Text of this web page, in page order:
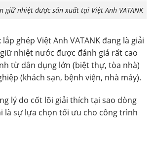
giữ nhiệt được sản xuất tại Việt Anh VATANK
ghép Việt Anh VATANK đang là giải
nhiệt nước được đánh giá rất cao
từ dân dụng lớn (biệt thự, tòa nhà)
(khách sạn, bệnh viện, nhà máy).
lý do cốt lõi giải thích tại sao dòng
là sự lựa chọn tối ưu cho công trình